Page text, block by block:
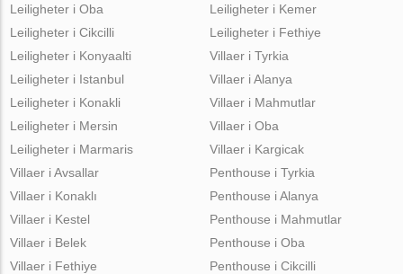
Leiligheter i Oba
Leiligheter i Cikcilli
Leiligheter i Kemer
Leiligheter i Fethiye
Leiligheter i Konyaalti
Leiligheter i Istanbul
Leiligheter i Konakli
Leiligheter i Mersin
Leiligheter i Marmaris
Villaer i Tyrkia
Villaer i Alanya
Villaer i Mahmutlar
Villaer i Oba
Villaer i Kargicak
Villaer i Avsallar
Villaer i Konaklı
Villaer i Kestel
Villaer i Belek
Villaer i Fethiye
Penthouse i Tyrkia
Penthouse i Alanya
Penthouse i Mahmutlar
Penthouse i Oba
Penthouse i Cikcilli